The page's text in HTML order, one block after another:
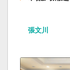
張文川